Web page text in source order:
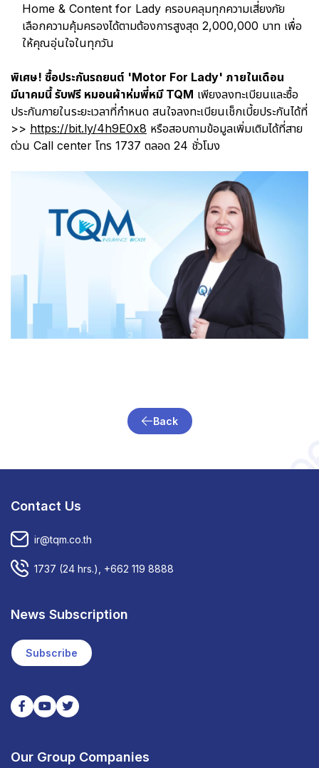
Home & Content for Lady ครอบคลุมทุกความเสี่ยงภัย
เลือกความคุ้มครองได้ตามต้องการสูงสุด 2,000,000 บาท เพื่อ
ให้คุณอุ่นใจในทุกวัน
พิเศษ! ซื้อประกันรถยนต์ 'Motor For Lady' ภายในเดือน
มีนาคมนี้ รับฟรี หมอนผ้าห่มพี่หมี TQM เพียงลงทะเบียนและซื้อ
ประกันภายในระยะเวลาที่กำหนด สนใจลงทะเบียนเช็กเบี้ยประกันได้ที่
>> https://bit.ly/4h9E0x8 หรือสอบถามข้อมูลเพิ่มเติมได้ที่สาย
ด่วน Call center โทร 1737 ตลอด 24 ชั่วโมง
Back
Contact Us
ir@tqm.co.th
1737 (24 hrs.), +662 119 8888
News Subscription
Subscribe
Our Group Companies